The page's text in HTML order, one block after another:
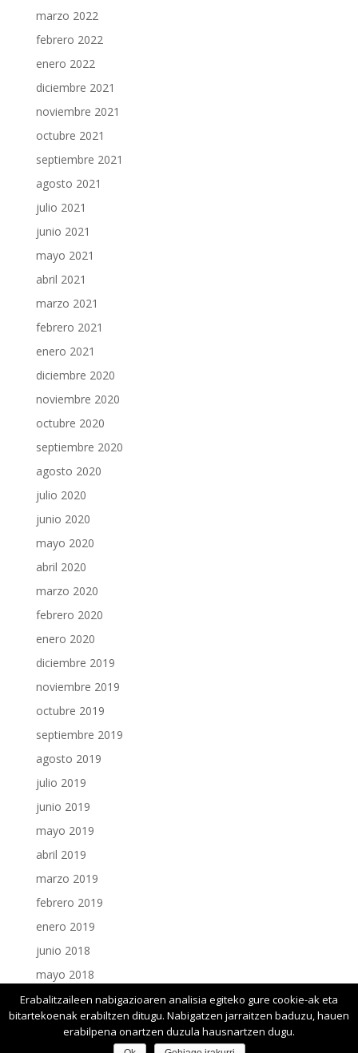
marzo 2022
febrero 2022
enero 2022
diciembre 2021
noviembre 2021
octubre 2021
septiembre 2021
agosto 2021
julio 2021
junio 2021
mayo 2021
abril 2021
marzo 2021
febrero 2021
enero 2021
diciembre 2020
noviembre 2020
octubre 2020
septiembre 2020
agosto 2020
julio 2020
junio 2020
mayo 2020
abril 2020
marzo 2020
febrero 2020
enero 2020
diciembre 2019
noviembre 2019
octubre 2019
septiembre 2019
agosto 2019
julio 2019
junio 2019
mayo 2019
abril 2019
marzo 2019
febrero 2019
enero 2019
junio 2018
mayo 2018
enero 2018
Erabalitzaileen nabigazioaren analisia egiteko gure cookie-ak eta
bitartekoenak erabiltzen ditugu. Nabigatzen jarraitzen baduzu, hauen
erabilpena onartzen duzula hausnartzen dugu.